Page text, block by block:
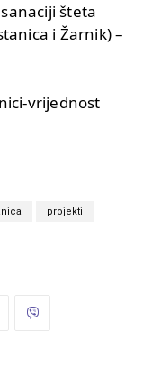
šteta
i Žarnik) –
vrijednost
projekti